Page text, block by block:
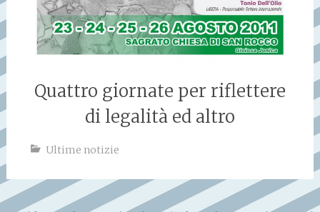
Quattro giornate per riflettere
di legalità ed altro
Ultime notizie